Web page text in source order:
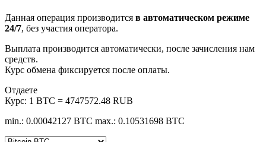
Данная операция производится в автоматическом режиме
24/7, без участия оператора.
Выплата производится автоматически, после зачисления нам
средств.
Курс обмена фиксируется после оплаты.
Отдаете
Курс: 1 BTC = 4747572.48 RUB
min.: 0.00042127 BTC max.: 0.10531698 BTC